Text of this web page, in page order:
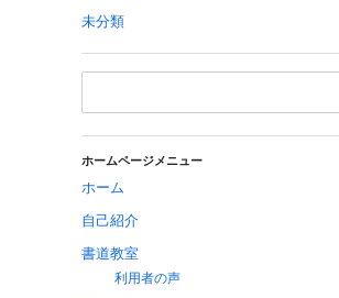
未分類
ホームページメニュー
ホーム
自己紹介
書道教室
利用者の声